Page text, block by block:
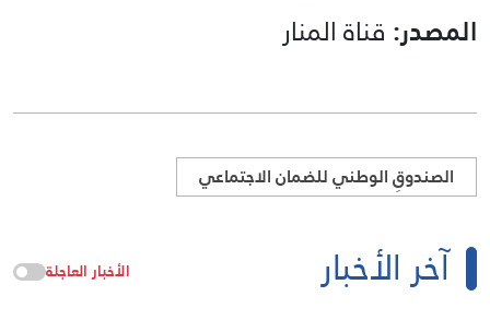
المصدر: قناة المنار
الصندوقِ الوطني للضمان الاجتماعي
آخر الأخبار الأخبار العاجلة